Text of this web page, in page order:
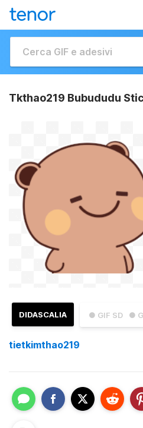
Tkthao219 Bubududu
● GIF SD ●
DIDASCALIA
tietkimthao219